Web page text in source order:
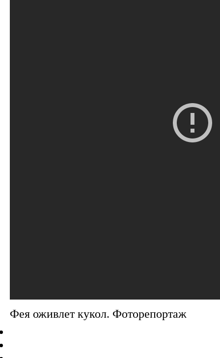
Фея оживлет кукол. Фоторепортаж